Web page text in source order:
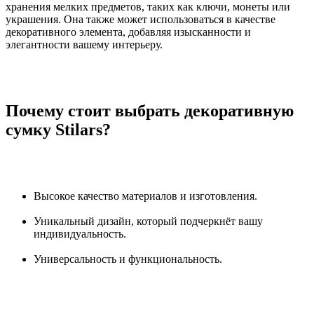
хранения мелких предметов, таких как ключи, монеты или
украшения. Она также может использоваться в качестве
декоративного элемента, добавляя изысканности и
элегантности вашему интерьеру.
Почему стоит выбрать декоративную
сумку Stilars?
Высокое качество материалов и изготовления.
Уникальный дизайн, который подчеркнёт вашу
индивидуальность.
Универсальность и функциональность.